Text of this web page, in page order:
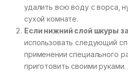
удалить всю воду с ворса,
сухой комнате.
Если нижний слой шкуры
использовать следующий
применении специального
приготовить своими